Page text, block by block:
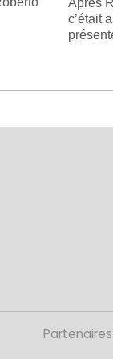
c’était
Partenaires